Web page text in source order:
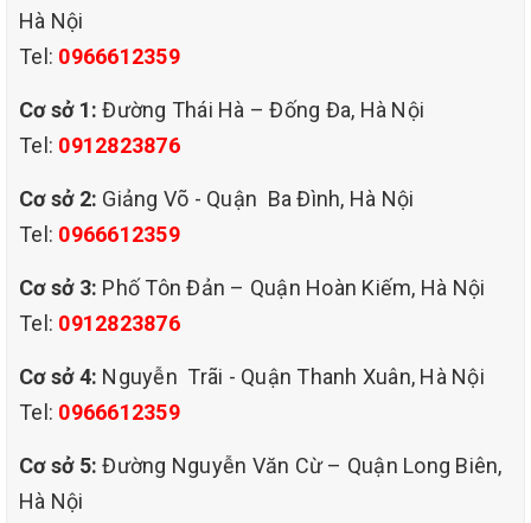
càng lớn.
Hà Nội
Tel: 0966612359
Cơ sở 1: Đường Thái Hà – Đống Đa, Hà Nội
Tel: 0912823876
Cơ sở 2: Giảng Võ - Quận Ba Đình, Hà Nội
Tel: 0966612359
Cơ sở 3: Phố Tôn Đản – Quận Hoàn Kiếm, Hà Nội
Tel: 0912823876
Cơ sở 4: Nguyễn Trãi - Quận Thanh Xuân, Hà Nội
Tel: 0966612359
Cơ sở 5: Đường Nguyễn Văn Cừ – Quận Long Biên,
Hà Nội